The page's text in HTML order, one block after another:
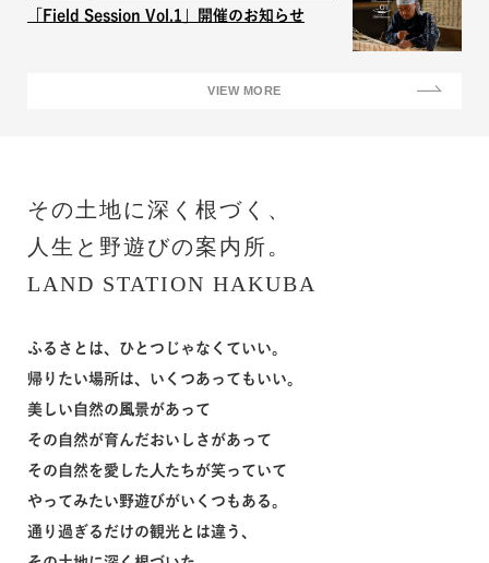
「Field Session Vol.1」開催のお知らせ
VIEW MORE
その⼟地に深く根づく、
⼈⽣と野遊びの案内所。
LAND STATION HAKUBA
ふるさとは、ひとつじゃなくていい。
帰りたい場所は、いくつあってもいい。
美しい⾃然の⾵景があって
その⾃然が育んだおいしさがあって
その⾃然を愛した⼈たちが笑っていて
やってみたい野遊びがいくつもある。
通り過ぎるだけの観光とは違う、